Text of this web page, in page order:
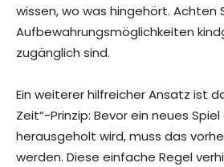
wissen, wo was hingehört. Achten
Aufbewahrungsmöglichkeiten
zugänglich sind.
Ein weiterer hilfreicher Ansatz ist
Zeit“-Prinzip: Bevor ein neues
herausgeholt wird, muss das
werden. Diese einfache Regel